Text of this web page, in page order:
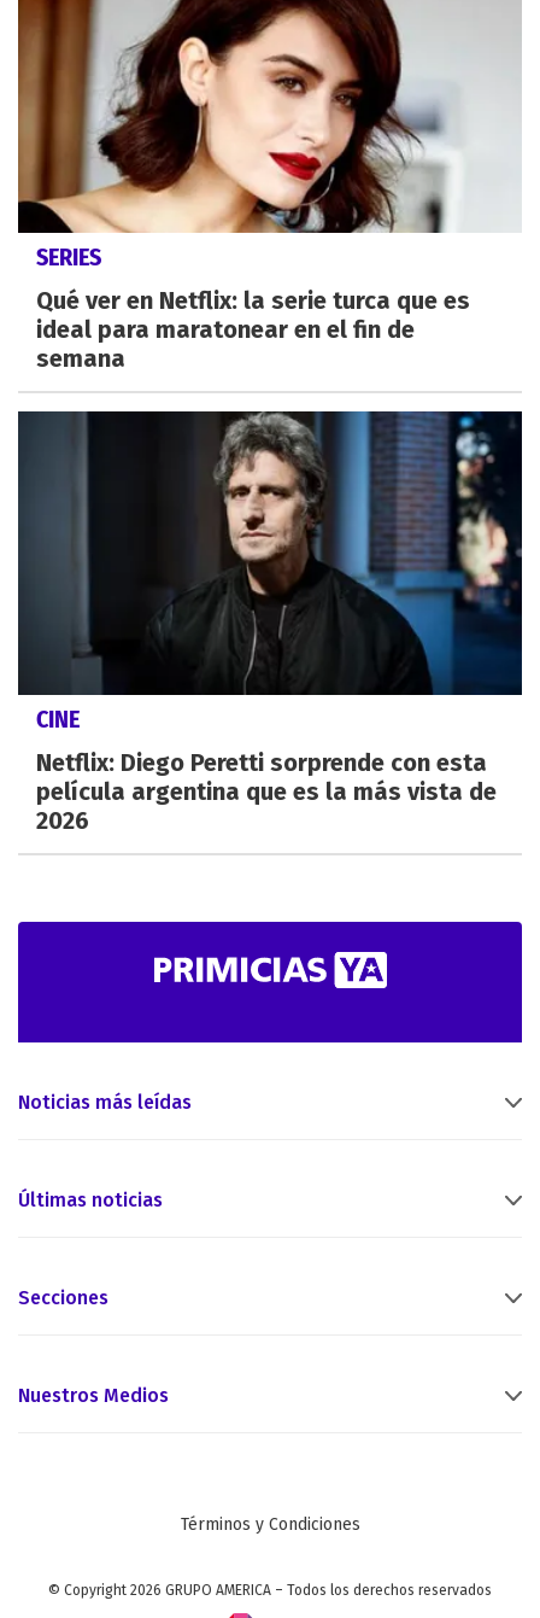
SERIES
Qué ver en Netflix: la serie turca que es
ideal para maratonear en el fin de
semana
CINE
Netflix: Diego Peretti sorprende con esta
película argentina que es la más vista de
2026
Noticias más leídas
Últimas noticias
Secciones
Nuestros Medios
Términos y Condiciones
© Copyright 2026 GRUPO AMERICA – Todos los derechos reservados